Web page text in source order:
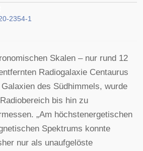
2354-1
Skalen – nur rund 12
Radiogalaxie Centaurus
des Südhimmels, wurde
bis hin zu
„Am höchstenergetischen
Spektrums konnte
nur als unaufgelöste